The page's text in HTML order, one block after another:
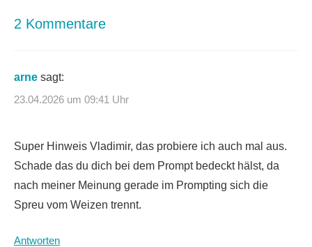
2 Kommentare
arne sagt:
23.04.2026 um 09:41 Uhr
Super Hinweis Vladimir, das probiere ich auch mal aus.
Schade das du dich bei dem Prompt bedeckt hälst, da
nach meiner Meinung gerade im Prompting sich die
Spreu vom Weizen trennt.
Antworten